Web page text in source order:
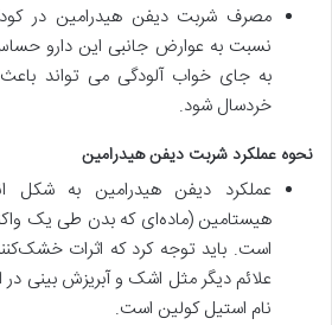
مصرف شربت دیفن هیدرامین در
نسبت به عوارض جانبی این دارو
به جای خواب آلودگی می تواند
خردسال شود.
نحوه عملکرد شربت دیفن هیدرامین
عملکرد دیفن هیدرامین به شکل
هیستامین (ماده‌ای که بدن طی یک
است. باید توجه کرد که اثرات
علائم دیگر مثل اشک و آبریزش بینی در
نام استیل کولین است.